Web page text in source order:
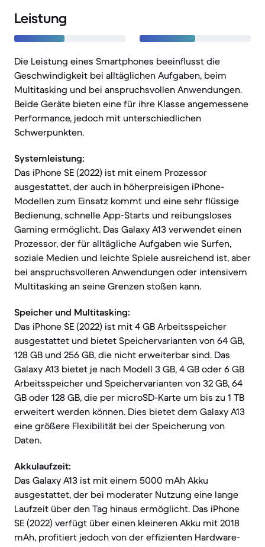
Leistung
Die Leistung eines Smartphones beeinflusst die
Geschwindigkeit bei alltäglichen Aufgaben, beim
Multitasking und bei anspruchsvollen Anwendungen.
Beide Geräte bieten eine für ihre Klasse angemessene
Performance, jedoch mit unterschiedlichen
Schwerpunkten.
Systemleistung:
Das iPhone SE (2022) ist mit einem Prozessor
ausgestattet, der auch in höherpreisigen iPhone-
Modellen zum Einsatz kommt und eine sehr flüssige
Bedienung, schnelle App-Starts und reibungsloses
Gaming ermöglicht. Das Galaxy A13 verwendet einen
Prozessor, der für alltägliche Aufgaben wie Surfen,
soziale Medien und leichte Spiele ausreichend ist, aber
bei anspruchsvolleren Anwendungen oder intensivem
Multitasking an seine Grenzen stoßen kann.
Speicher und Multitasking:
Das iPhone SE (2022) ist mit 4 GB Arbeitsspeicher
ausgestattet und bietet Speichervarianten von 64 GB,
128 GB und 256 GB, die nicht erweiterbar sind. Das
Galaxy A13 bietet je nach Modell 3 GB, 4 GB oder 6 GB
Arbeitsspeicher und Speichervarianten von 32 GB, 64
GB oder 128 GB, die per microSD-Karte um bis zu 1 TB
erweitert werden können. Dies bietet dem Galaxy A13
eine größere Flexibilität bei der Speicherung von
Daten.
Akkulaufzeit:
Das Galaxy A13 ist mit einem 5000 mAh Akku
ausgestattet, der bei moderater Nutzung eine lange
Laufzeit über den Tag hinaus ermöglicht. Das iPhone
SE (2022) verfügt über einen kleineren Akku mit 2018
mAh, profitiert jedoch von der effizienten Hardware-